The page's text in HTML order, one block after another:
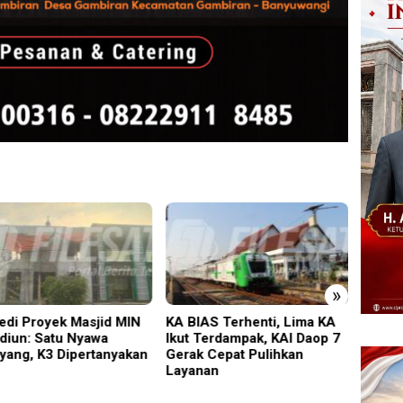
»
Terhenti, Lima KA
KAI Daop 7
Cepat Pulihkan
PMR Wira SMKN 1 Jember
Gelar ABHINAYA 2026,
Ajang Bergengsi Cetak
Relawan Muda Berprestasi
Pria